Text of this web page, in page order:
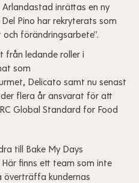
Arlandastad inrättas en ny
Pino har rekryterats som
förändringsarbete".
från ledande roller i
som
Delicato samt nu senast
flera år ansvarat för att
Global Standard for Food
till Bake My Days
finns ett team som inte
överträffa kundernas